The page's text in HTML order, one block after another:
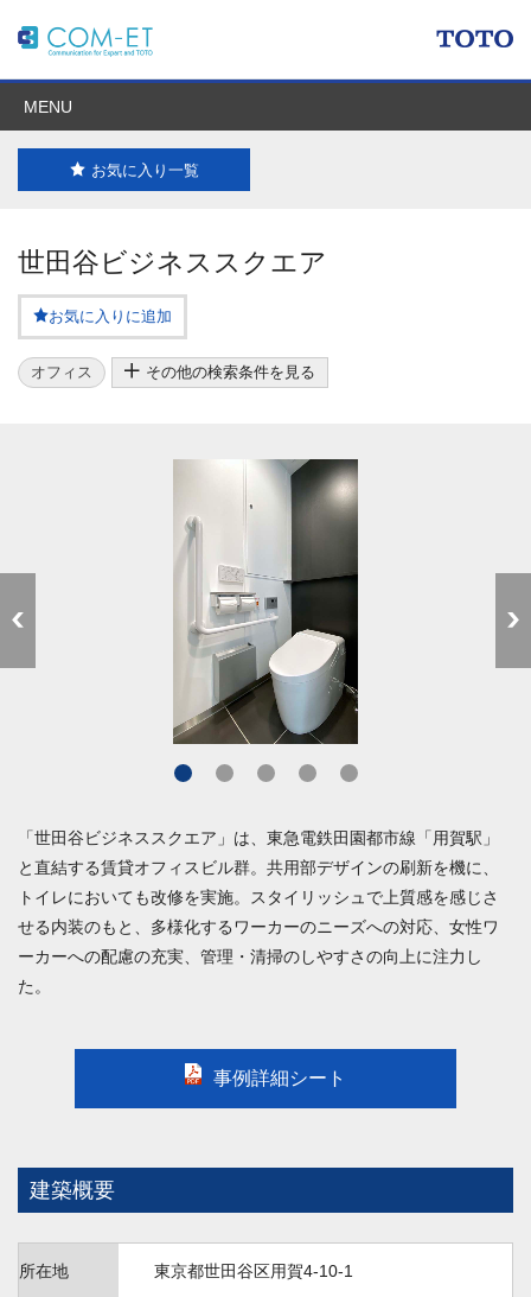
MENU
お気に入り一覧
世田谷ビジネススクエア
お気に入りに追加
オフィス その他の検索条件を見る
「世田谷ビジネススクエア」は、東急電鉄田園都市線「用賀駅」
と直結する賃貸オフィスビル群。共用部デザインの刷新を機に、
トイレにおいても改修を実施。スタイリッシュで上質感を感じさ
せる内装のもと、多様化するワーカーのニーズへの対応、女性ワ
ーカーへの配慮の充実、管理・清掃のしやすさの向上に注力し
た。
事例詳細シート
建築概要
所在地 東京都世田谷区用賀4-10-1